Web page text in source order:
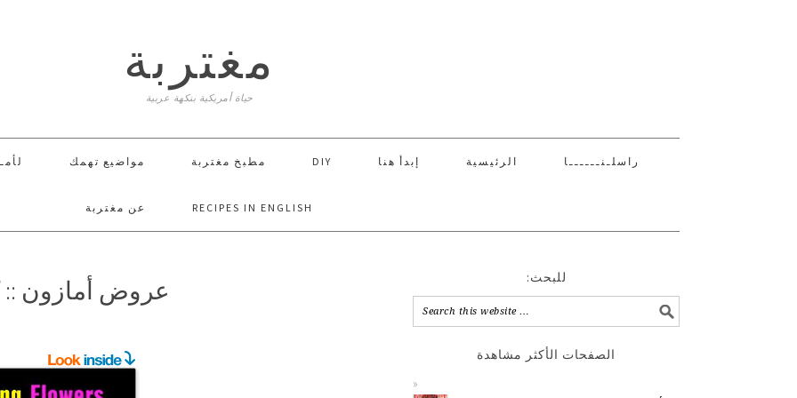
مغتربة
حياة أمريكية بنكهة عربية
مواضيع تهمك مطبخ مغتربة DIY إبدأ هنا الرئيسية راسلـنــــــا
عن مغتربة RECIPES IN ENGLISH
عروض أمازون :: :للبحث
الصفحات الأكثر مشاهدة